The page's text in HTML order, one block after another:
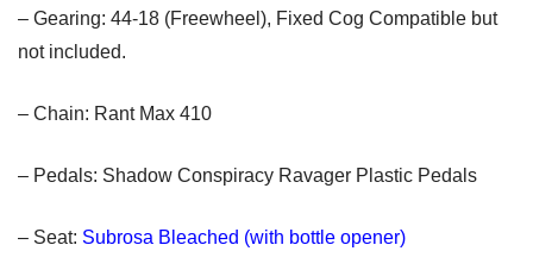
– Gearing: 44-18 (Freewheel), Fixed Cog Compatible but
not included.
– Chain: Rant Max 410
– Pedals: Shadow Conspiracy Ravager Plastic Pedals
– Seat: Subrosa Bleached (with bottle opener)